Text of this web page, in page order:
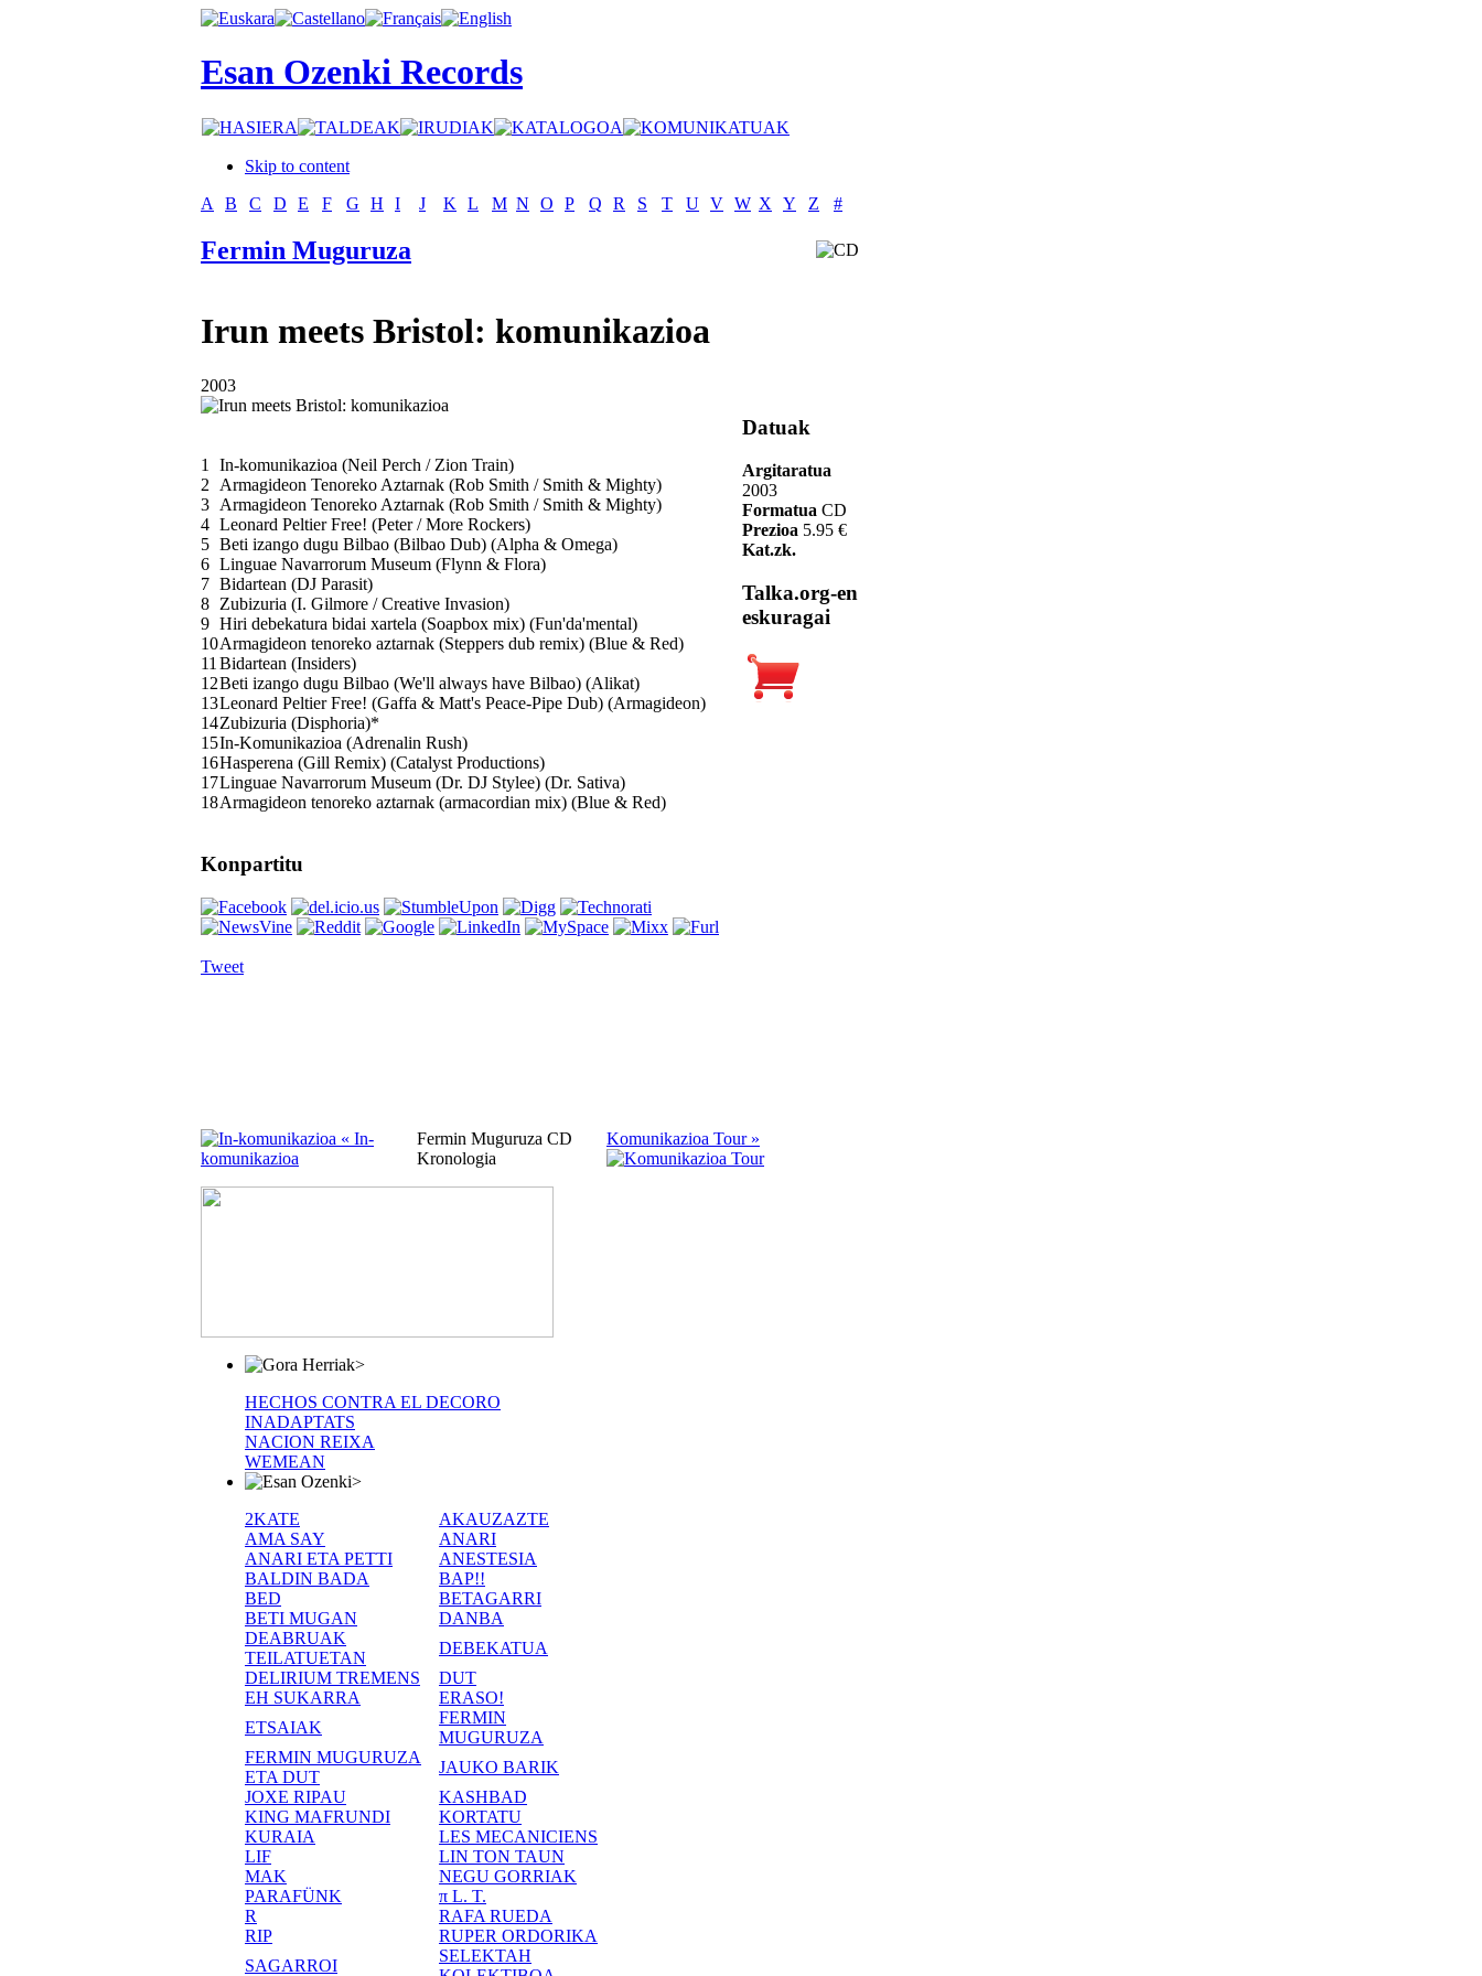
Esan Ozenki Records
Skip to content
A
B C D E F G H I J K L M N O P Q R S T U V W X Y Z #
Fermin Muguruza
Irun meets Bristol: komunikazioa
2003
1
In-komunikazioa (Neil Perch / Zion Train)
2
Armagideon Tenoreko Aztarnak (Rob Smith / Smith & Mighty)
3 Armagideon Tenoreko Aztarnak (Rob Smith / Smith & Mighty)
4 Leonard Peltier Free! (Peter / More Rockers)
5 Beti izango dugu Bilbao (Bilbao Dub) (Alpha & Omega)
6 Linguae Navarrorum Museum (Flynn & Flora)
7 Bidartean (DJ Parasit)
8 Zubizuria (I. Gilmore / Creative Invasion)
9 Hiri debekatura bidai xartela (Soapbox mix) (Fun'da'mental)
10Armagideon tenoreko aztarnak (Steppers dub remix) (Blue & Red)
11 Bidartean (Insiders)
12Beti izango dugu Bilbao (We'll always have Bilbao) (Alikat)
13Leonard Peltier Free! (Gaffa & Matt's Peace-Pipe Dub) (Armagideon)
14Zubizuria (Disphoria)*
15In-Komunikazioa (Adrenalin Rush)
16Hasperena (Gill Remix) (Catalyst Productions)
17Linguae Navarrorum Museum (Dr. DJ Stylee) (Dr. Sativa)
18Armagideon tenoreko aztarnak (armacordian mix) (Blue & Red)
Konpartitu
Tweet
Datuak
Argitaratua
2003
Formatua CD
Prezioa 5.95 €
Kat.zk.
Talka.org-en
eskuragai
« In-
komunikazioa
Fermin Muguruza CD
Kronologia
Komunikazioa Tour »
>
HECHOS CONTRA EL DECORO
INADAPTATS
NACION REIXA
WEMEAN
>
2KATE
AKAUZAZTE
AMA SAY
ANARI
ANARI ETA PETTI
ANESTESIA
BALDIN BADA
BAP!!
BED
BETAGARRI
BETI MUGAN
DANBA
DEABRUAK
TEILATUETAN
DEBEKATUA
DELIRIUM TREMENS
DUT
EH SUKARRA
ERASO!
ETSAIAK
FERMIN
MUGURUZA
FERMIN MUGURUZA
ETA DUT
JAUKO BARIK
JOXE RIPAU
KASHBAD
KING MAFRUNDI
KORTATU
KURAIA
LES MECANICIENS
LIF
LIN TON TAUN
MAK
NEGU GORRIAK
PARAFÜNK
π L. T.
R
RAFA RUEDA
RIP
RUPER ORDORIKA
SAGARROI
SELEKTAH